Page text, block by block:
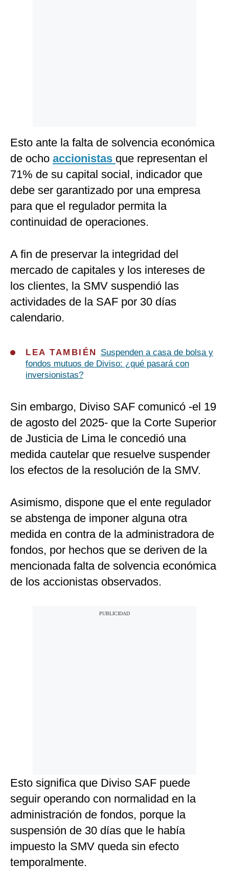
Esto ante la falta de solvencia económica
de ocho accionistas que representan el
71% de su capital social, indicador que
debe ser garantizado por una empresa
para que el regulador permita la
continuidad de operaciones.
A fin de preservar la integridad del
mercado de capitales y los intereses de
los clientes, la SMV suspendió las
actividades de la SAF por 30 días
calendario.
LEA TAMBIÉN Suspenden a casa de bolsa y
fondos mutuos de Diviso: ¿qué pasará con
inversionistas?
Sin embargo, Diviso SAF comunicó -el 19
de agosto del 2025- que la Corte Superior
de Justicia de Lima le concedió una
medida cautelar que resuelve suspender
los efectos de la resolución de la SMV.
Asimismo, dispone que el ente regulador
se abstenga de imponer alguna otra
medida en contra de la administradora de
fondos, por hechos que se deriven de la
mencionada falta de solvencia económica
de los accionistas observados.
Esto significa que Diviso SAF puede
seguir operando con normalidad en la
administración de fondos, porque la
suspensión de 30 días que le había
impuesto la SMV queda sin efecto
temporalmente.